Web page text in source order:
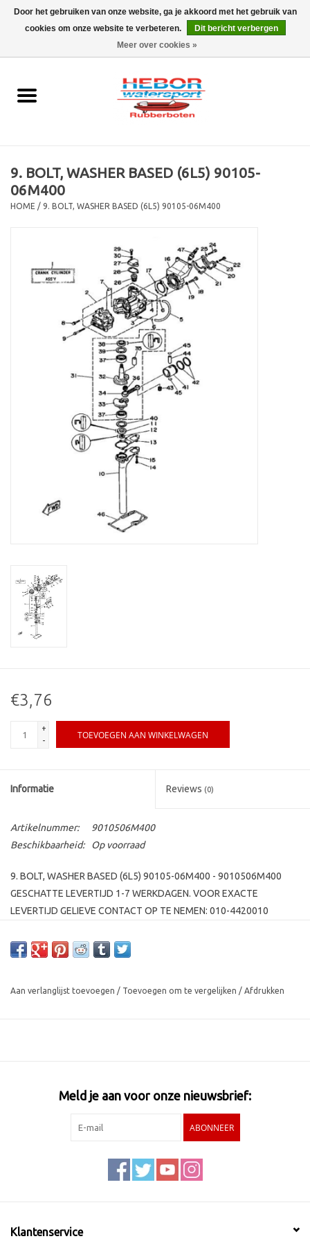
0 Artikelen - €0,00
Outboard
Trailer
9. BOLT, WASHER BASED (6L5) 90105-
06M400
HOME / 9. BOLT, WASHER BASED (6L5) 90105-06M400
€3,76
+
-
TOEVOEGEN AAN WINKELWAGEN
Informatie Reviews (0)
Artikelnummer:
9010506M400
Beschikbaarheid:
Op voorraad
9. BOLT, WASHER BASED (6L5) 90105-06M400 - 9010506M400
GESCHATTE LEVERTIJD 1-7 WERKDAGEN. VOOR EXACTE
LEVERTIJD GELIEVE CONTACT OP TE NEMEN: 010-4420010
Aan verlanglijst toevoegen / Toevoegen om te vergelijken / Afdrukken
Meld je aan voor onze nieuwsbrief:
ABONNEER
Klantenservice
Door het gebruiken van onze website, ga je akkoord met het gebruik van
cookies om onze website te verbeteren.
Dit bericht verbergen
Meer over cookies »